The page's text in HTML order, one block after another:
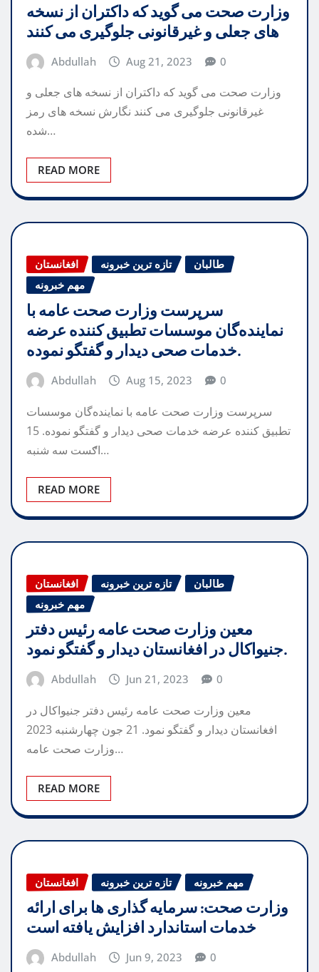
وزارت صحت می گوید که داکتران از نسخه
های جعلی و غیرقانونی جلوگیری می کنند
Abdullah Aug 21, 2023 0
وزارت صحت می گوید که داکتران از نسخه های جعلی و
غیرقانونی جلوگیری می کنند نگارش نسخه های رمز
شده…
READ MORE
افغانستان تازه ترین خبرونه
طالبان
مهم خبرونه
سرپرست وزارت صحت عامه با
نماینده‌گان موسسات تطبیق کننده عرضه
خدمات صحی دیدار و گفتگو نموده.
Abdullah Aug 15, 2023 0
سرپرست وزارت صحت عامه با نماینده‌گان موسسات
تطبیق کننده عرضه خدمات صحی دیدار و گفتگو نموده. 15
اګست سه شنبه…
READ MORE
افغانستان تازه ترین خبرونه
طالبان
مهم خبرونه
معین وزارت صحت عامه رئیس دفتر
جنیواکال در افغانستان دیدار و گفتگو نمود.
Abdullah Jun 21, 2023 0
معین وزارت صحت عامه رئیس دفتر جنیواکال در
افغانستان دیدار و گفتگو نمود. 21 جون چهارشنبه 2023
وزارت صحت عامه…
READ MORE
افغانستان تازه ترین خبرونه مهم خبرونه
وزارت صحت: سرمایه گذاری ها برای ارائه
خدمات استاندارد افزایش یافته است
Abdullah Jun 9, 2023 0